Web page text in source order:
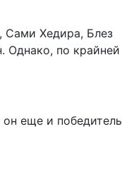
Сами Хедира, Блез
Однако, по крайней
еще и победитель